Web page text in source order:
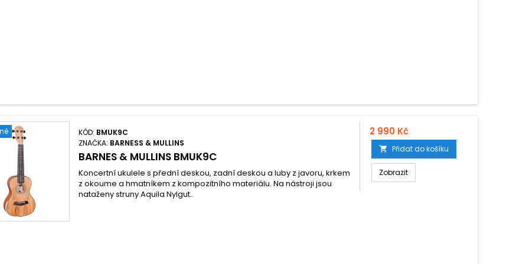
KÓD: BMUK9C
ZNAČKA: BARNESS & MULLINS
BARNES & MULLINS BMUK9C
Koncertní ukulele s přední deskou, zadní deskou a luby z javoru, krkem
z okoume a hmatníkem z kompozitního materiálu. Na nástroji jsou
nataženy struny Aquila Nylgut.
2 990 Kč
 Přidat do košíku
Zobrazit